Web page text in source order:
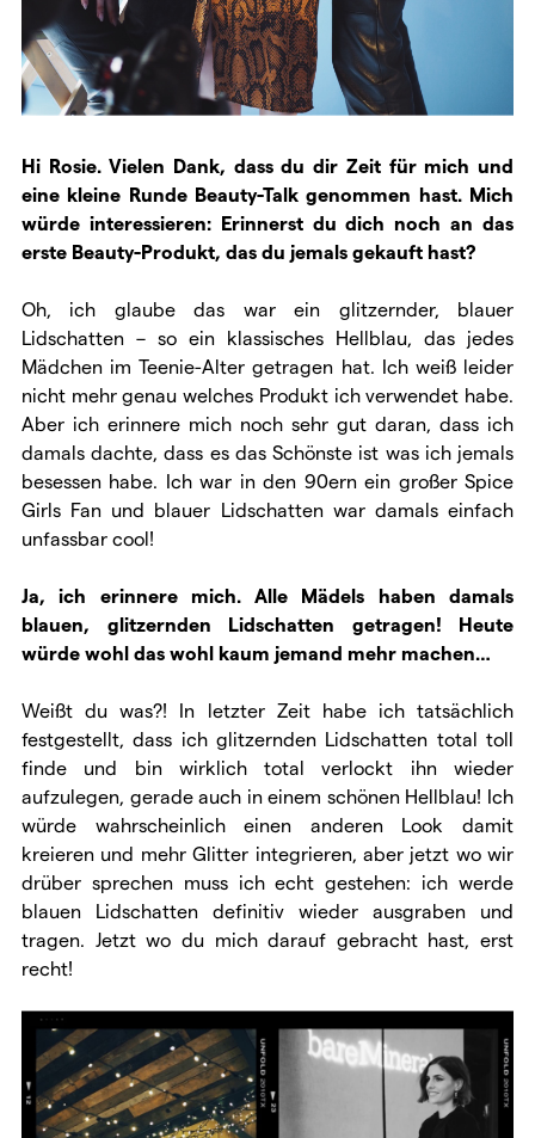
Hi Rosie. Vielen Dank, dass du dir Zeit für mich und
eine kleine Runde Beauty-Talk genommen hast. Mich
würde interessieren: Erinnerst du dich noch an das
erste Beauty-Produkt, das du jemals gekauft hast?
Oh, ich glaube das war ein glitzernder, blauer
Lidschatten – so ein klassisches Hellblau, das jedes
Mädchen im Teenie-Alter getragen hat. Ich weiß leider
nicht mehr genau welches Produkt ich verwendet habe.
Aber ich erinnere mich noch sehr gut daran, dass ich
damals dachte, dass es das Schönste ist was ich jemals
besessen habe. Ich war in den 90ern ein großer Spice
Girls Fan und blauer Lidschatten war damals einfach
unfassbar cool!
Ja, ich erinnere mich. Alle Mädels haben damals
blauen, glitzernden Lidschatten getragen! Heute
würde wohl das wohl kaum jemand mehr machen…
Weißt du was?! In letzter Zeit habe ich tatsächlich
festgestellt, dass ich glitzernden Lidschatten total toll
finde und bin wirklich total verlockt ihn wieder
aufzulegen, gerade auch in einem schönen Hellblau! Ich
würde wahrscheinlich einen anderen Look damit
kreieren und mehr Glitter integrieren, aber jetzt wo wir
drüber sprechen muss ich echt gestehen: ich werde
blauen Lidschatten definitiv wieder ausgraben und
tragen. Jetzt wo du mich darauf gebracht hast, erst
recht!